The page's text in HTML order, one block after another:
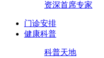
资深首席专家
门诊安排
健康科普
科普天地